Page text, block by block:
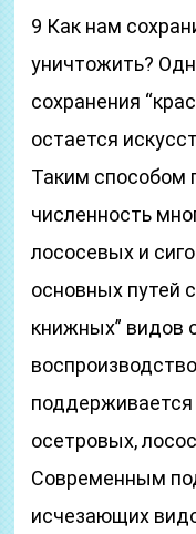
9 Как нам
уничтожить?
сохранения
остается
Таким способом
численность
лососевых и
основных путей
книжных” видов
поддерживается
осетровых,
Современным
исчезающих